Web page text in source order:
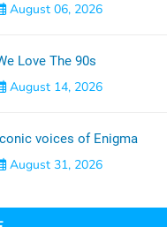
August 06, 2026
Love The 90s
August 14, 2026
voices of Enigma
August 31, 2026